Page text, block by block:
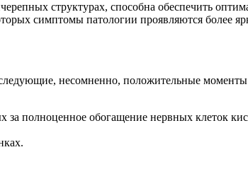
структурах, способна обеспечить
симптомы патологии проявляются более
несомненно, положительные
за полноценное обогащение нервных клеток